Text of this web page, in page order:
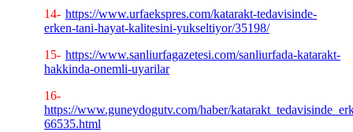
14- https://www.urfaekspres.com/katarakt-tedavisinde-
erken-tani-hayat-kalitesini-yukseltiyor/35198/
15- https://www.sanliurfagazetesi.com/sanliurfada-katarakt-
hakkinda-onemli-uyarilar
16-
https://www.guneydogutv.com/haber/
66535.html